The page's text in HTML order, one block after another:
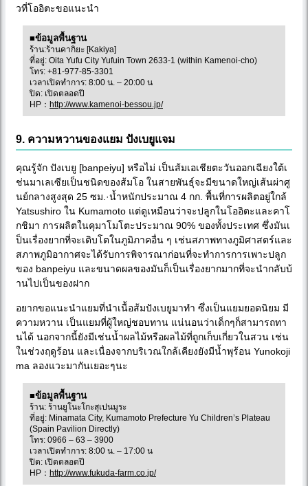
วที่โออิตะขอแนะนำ
■ข้อมูลพื้นฐาน
ร้าน:ร้านคากิยะ [Kakiya]
ที่อยู่: Oita Yufu City Yufuin Town 2633-1 (within Kamenoi-cho)
โทร: +81-977-85-3301
เวลาเปิดทำการ: 8:00 น. – 20:00 น
ปิด: เปิดตลอดปี
HP： http://www.kamenoi-bessou.jp/
9. ความหวานของแยม ปังเบยูแจม
คุณรู้จัก ปังเบยู [banpeiyu] หรือไม่ เป็นส้มเอเชียตะวันออกเฉียงใต้เ
ช่นมาเลเซียเป็นชนิดของส้มโอ ในสายพันธุ์จะมีขนาดใหญ่เส้นผ่าศู
นย์กลางสูงสุด 25 ซม.·น้ำหนักประมาณ 4 กก. พื้นที่การผลิตอยู่ใกล้
Yatsushiro ใน Kumamoto แต่ดูเหมือนว่าจะปลูกในโออิตะและคาโ
กชิมา การผลิตในคุมาโมโตะประมาณ 90% ของทั้งประเทศ ซึ่งมันเ
ป็นเรื่องยากที่จะเติบโตในภูมิภาคอื่น ๆ เช่นสภาพทางภูมิศาสตร์และ
สภาพภูมิอากาศจะได้รับการพิจารณาก่อนที่จะทำการการเพาะปลูก
ของ banpeiyu และขนาดผลของมันก็เป็นเรื่องยากมากที่จะนำกลับบ้
านไปเป็นของฝาก
อยากขอแนะนำแยมที่นำเนื้อส้มปังเบยูมาทำ ซึ่งเป็นแยมยอดนิยม มี
ความหวาน เป็นแยมที่ผู้ใหญ่ชอบทาน แน่นอนว่าเด็กๆก็สามารถทา
นได้ นอกจากนี้ยังมีเช่นน้ำผลไม้หรือผลไม้ที่ถูกเก็บเกี่ยวในสวน เช่น
ในช่วงฤดูร้อน และเนื่องจากบริเวณใกล้เคียงยังมีน้ำพุร้อน Yunokoji
ma ลองแวะมากันเยอะๆนะ
■ข้อมูลพื้นฐาน
ร้าน: ร้านยูโนะโกะสุเปนมูระ
ที่อยู่: Minamata City, Kumamoto Prefecture Yu Children’s Plateau
(Spain Pavilion Directly)
โทร: 0966 – 63 – 3900
เวลาเปิดทำการ: 8:00 น. – 17:00 น
ปิด: เปิดตลอดปี
HP： http://www.fukuda-farm.co.jp/